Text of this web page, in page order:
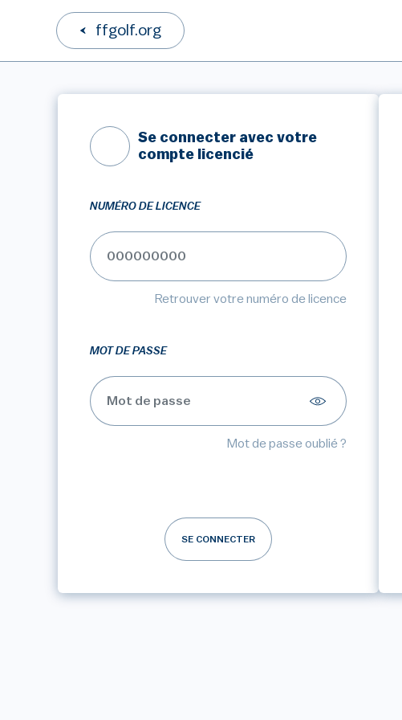
ffgolf.org
Se connecter avec votre
compte licencié
NUMÉRO DE LICENCE
Retrouver votre numéro de licence
MOT DE PASSE
Mot de passe oublié ?
SE CONNECTER